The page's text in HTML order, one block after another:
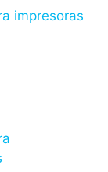
impresoras